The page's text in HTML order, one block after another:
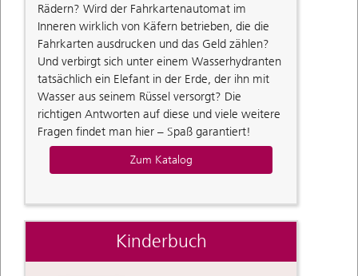
Rädern? Wird der Fahrkartenautomat im
Inneren wirklich von Käfern betrieben, die die
Fahrkarten ausdrucken und das Geld zählen?
Und verbirgt sich unter einem Wasserhydranten
tatsächlich ein Elefant in der Erde, der ihn mit
Wasser aus seinem Rüssel versorgt? Die
richtigen Antworten auf diese und viele weitere
Fragen findet man hier – Spaß garantiert!
Zum Katalog
Kinderbuch